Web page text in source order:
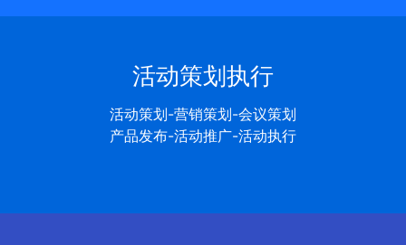
活动策划执行
活动策划-营销策划-会议策划
产品发布-活动推广-活动执行